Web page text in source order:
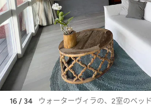
16 / 34
ウォーターヴィラの、2室のベッ